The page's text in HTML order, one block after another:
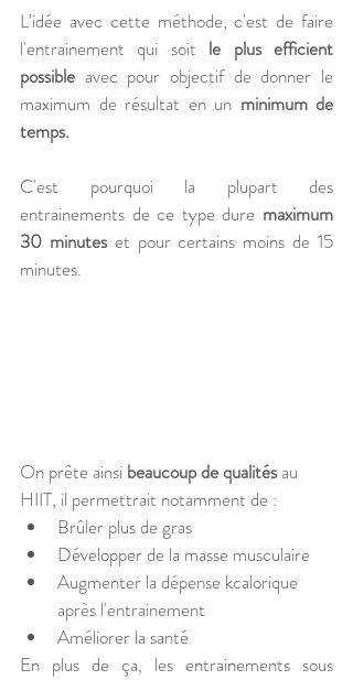
L'idée avec cette méthode, c'est de faire
l'entrainement qui soit le plus efficient
possible avec pour objectif de donner le
maximum de résultat en un minimum de
temps.
C'est pourquoi la plupart des
entrainements de ce type dure maximum
30 minutes et pour certains moins de 15
minutes.
On prête ainsi beaucoup de qualités au
HIIT, il permettrait notamment de :
Brûler plus de gras
Développer de la masse musculaire
Augmenter la dépense kcalorique
après l'entrainement
Améliorer la santé
En plus de ça, les entrainements sous